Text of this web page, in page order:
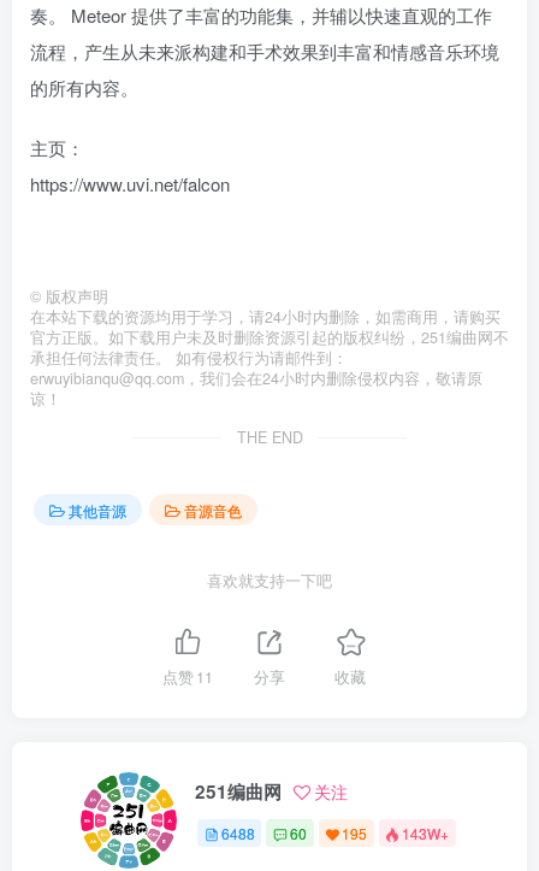
奏。 Meteor 提供了丰富的功能集，并辅以快速直观的工作
流程，产生从未来派构建和手术效果到丰富和情感音乐环境
的所有内容。
主页：
https://www.uvi.net/falcon
© 版权声明
在本站下载的资源均用于学习，请24小时内删除，如需商用，请购买
官方正版。如下载用户未及时删除资源引起的版权纠纷，251编曲网不
承担任何法律责任。 如有侵权行为请邮件到：
erwuyibianqu@qq.com，我们会在24小时内删除侵权内容，敬请原
谅！
THE END
其他音源 音源音色
喜欢就支持一下吧
点赞11 分享 收藏
251编曲网 关注
6488 60 195 143W+